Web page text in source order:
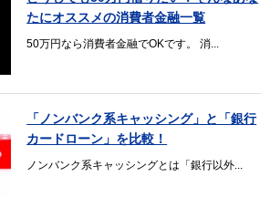
たにオススメの消費者金融一覧
50万円なら消費者金融でOKです。 消...
「ノンバンク系キャッシング」と「銀行
カードローン」を比較！
ノンバンク系キャッシングとは「銀行以外...